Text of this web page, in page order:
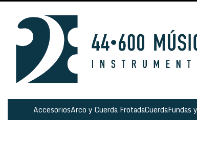
AccesoriosArco y Cuerda FrotadaCuerdaFundas